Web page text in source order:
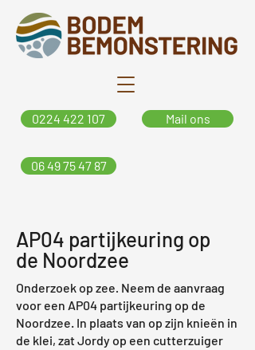
0224 422 107 Mail ons
06 49 75 47 87
AP04 partijkeuring op
de Noordzee
Onderzoek op zee. Neem de aanvraag
voor een AP04 partijkeuring op de
Noordzee. In plaats van op zijn knieën in
de klei, zat Jordy op een cutterzuiger